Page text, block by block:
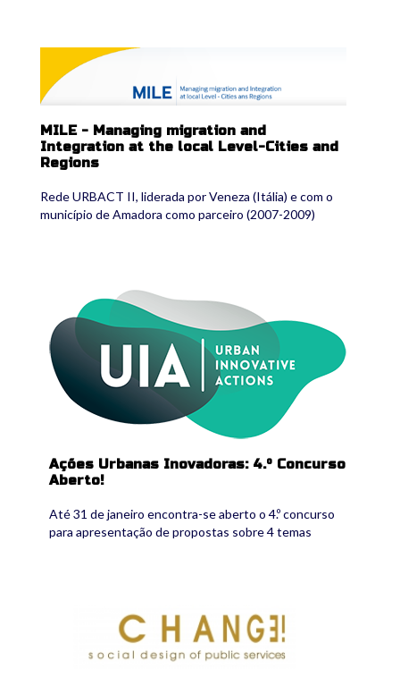
mile_2.png
MILE - Managing migration and
Integration at the local Level-Cities and
Regions
Rede URBACT II, liderada por Veneza (Itália) e com o
município de Amadora como parceiro (2007-2009)
logo_uia_2.png
Ações Urbanas Inovadoras: 4.º Concurso
Aberto!
Até 31 de janeiro encontra-se aberto o 4.º concurso
para apresentação de propostas sobre 4 temas